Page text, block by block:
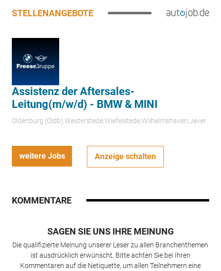
STELLENANGEBOTE
Assistenz der Aftersales-
Leitung(m/w/d) - BMW & MINI
Oldenburg (Oldb);Westerstede;Wiefelstede;Wilhelmshaven;Jever
weitere Jobs Anzeige schalten
KOMMENTARE
SAGEN SIE UNS IHRE MEINUNG
Die qualifizierte Meinung unserer Leser zu allen Branchenthemen
ist ausdrücklich erwünscht. Bitte achten Sie bei Ihren
Kommentaren auf die Netiquette, um allen Teilnehmern eine